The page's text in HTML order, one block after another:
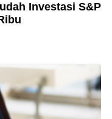
Investasi S&P